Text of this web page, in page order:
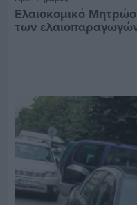
Ελαιοκομικό
των